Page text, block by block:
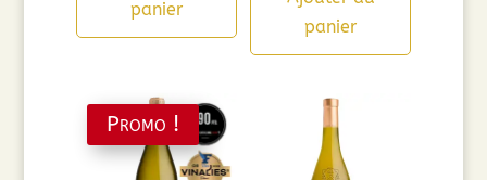
panier
panier
Promo !